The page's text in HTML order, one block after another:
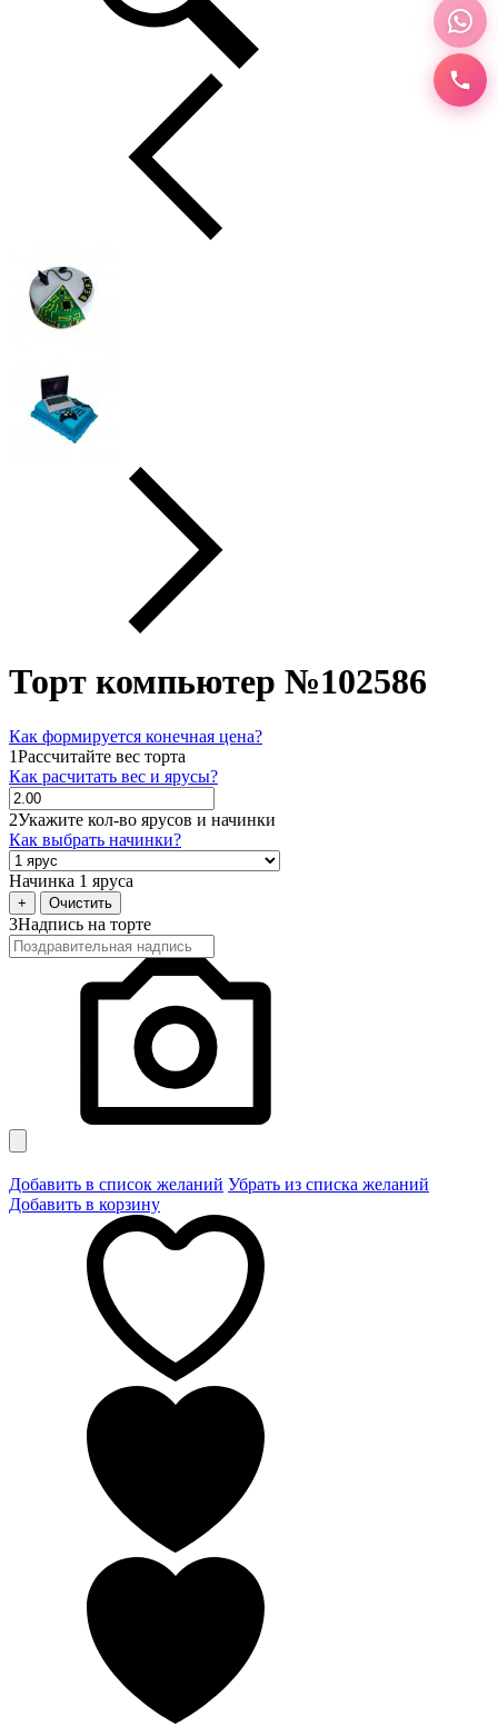
Торт компьютер №102586
Как формируется конечная цена?
1Рассчитайте вес торта
Как расчитать вес и ярусы?
2Укажите кол-во ярусов и начинки
Как выбрать начинки?
Начинка 1 яруса
+ Очистить
3Надпись на торте
Добавить в список желаний Убрать из списка желаний
Добавить в корзину